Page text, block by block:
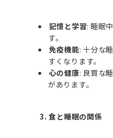
記憶と学習: 睡眠
す。
免疫機能: 十分な
すくなります。
心の健康: 良質な
があります。
3. 食と睡眠の関係